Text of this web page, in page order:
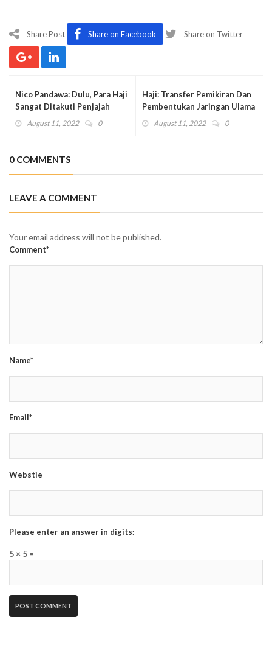
Share Post Share on Facebook Share on Twitter
Nico Pandawa: Dulu, Para Haji
Sangat Ditakuti Penjajah
August 11, 2022 0
Haji: Transfer Pemikiran Dan
Pembentukan Jaringan Ulama
Nusantara
August 11, 2022 0
0 COMMENTS
LEAVE A COMMENT
Your email address will not be published.
Comment*
Name*
Email*
Webstie
Please enter an answer in digits:
5 × 5 =